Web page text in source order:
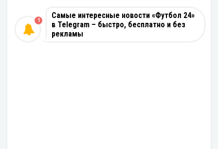
Самые интересные новости «Футбол 24»
в Telegram – быстро, бесплатно и без
рекламы
1